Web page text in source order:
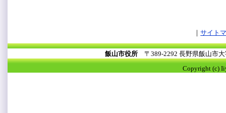
サイト
飯山市役所 〒389-2292 長野県飯山市
Copyright (c)